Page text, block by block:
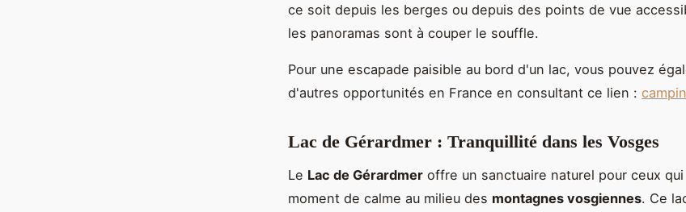
ce soit depuis les berges ou depuis des points de vue
les panoramas sont à couper le souffle.
Pour une escapade paisible au bord d'un lac, vous pouvez
d'autres opportunités en France en consultant ce lien :
Lac de Gérardmer : Tranquillité dans les Vosges
Le Lac de Gérardmer offre un sanctuaire naturel pour ceux
moment de calme au milieu des montagnes vosgiennes. Ce